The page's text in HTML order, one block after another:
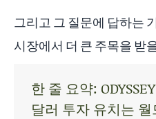
그리고 그 질문에 답하는
시장에서 더 큰 주목을 받
한 줄 요약:
달러 투자 유치는